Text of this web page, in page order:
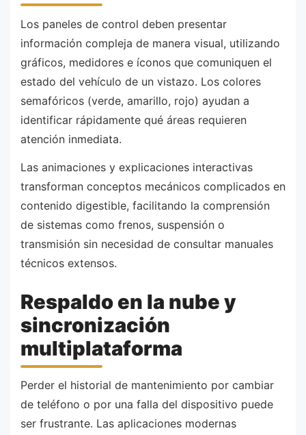
Los paneles de control deben presentar
información compleja de manera visual, utilizando
gráficos, medidores e íconos que comuniquen el
estado del vehículo de un vistazo. Los colores
semafóricos (verde, amarillo, rojo) ayudan a
identificar rápidamente qué áreas requieren
atención inmediata.
Las animaciones y explicaciones interactivas
transforman conceptos mecánicos complicados en
contenido digestible, facilitando la comprensión
de sistemas como frenos, suspensión o
transmisión sin necesidad de consultar manuales
técnicos extensos.
Respaldo en la nube y
sincronización
multiplataforma
Perder el historial de mantenimiento por cambiar
de teléfono o por una falla del dispositivo puede
ser frustrante. Las aplicaciones modernas